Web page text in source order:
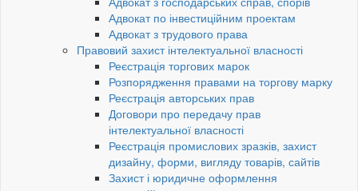
Адвокат по інвестиційним проектам
Адвокат з трудового права
Правовий захист інтелектуальної власності
Реєстрація торгових марок
Розпорядження правами на торгову марку
Реєстрація авторських прав
Договори про передачу прав
інтелектуальної власності
Реєстрація промислових зразків, захист
дизайну, форми, вигляду товарів, сайтів
Захист і юридичне оформлення